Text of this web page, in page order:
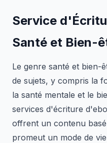
Service
Santé et Bien-
Le genre santé et bien-
de sujets, y compris la
la santé mentale et le
services d'écriture
offrent un contenu
promeut un mode de